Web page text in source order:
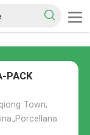
PACK
Town,